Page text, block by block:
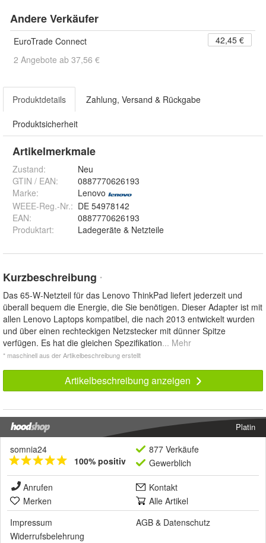
Andere Verkäufer
EuroTrade Connect
42,45 €
2 Angebote ab 37,56 €
Produktdetails Zahlung, Versand & Rückgabe
Produktsicherheit
Artikelmerkmale
Zustand:
Neu
GTIN / EAN:
0887770626193
Marke:
Lenovo
WEEE-Reg.-Nr.: DE 54978142
EAN:
0887770626193
Produktart: Ladegeräte & Netzteile
Kurzbeschreibung *
Das 65-W-Netzteil für das Lenovo ThinkPad liefert jederzeit und
überall bequem die Energie, die Sie benötigen. Dieser Adapter ist mit
allen Lenovo Laptops kompatibel, die nach 2013 entwickelt wurden
und über einen rechteckigen Netzstecker mit dünner Spitze
verfügen. Es hat die gleichen Spezifikation... Mehr
* maschinell aus der Artikelbeschreibung erstellt
Artikelbeschreibung anzeigen
Platin
somnia24
100% positiv
877 Verkäufe
Gewerblich
Anrufen
Kontakt
Merken
Alle Artikel
Impressum
AGB & Datenschutz
Widerrufsbelehrung